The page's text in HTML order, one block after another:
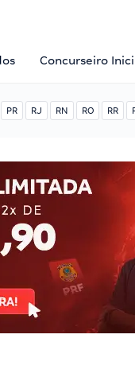
Concurseiro
PR RJ RN RO RR